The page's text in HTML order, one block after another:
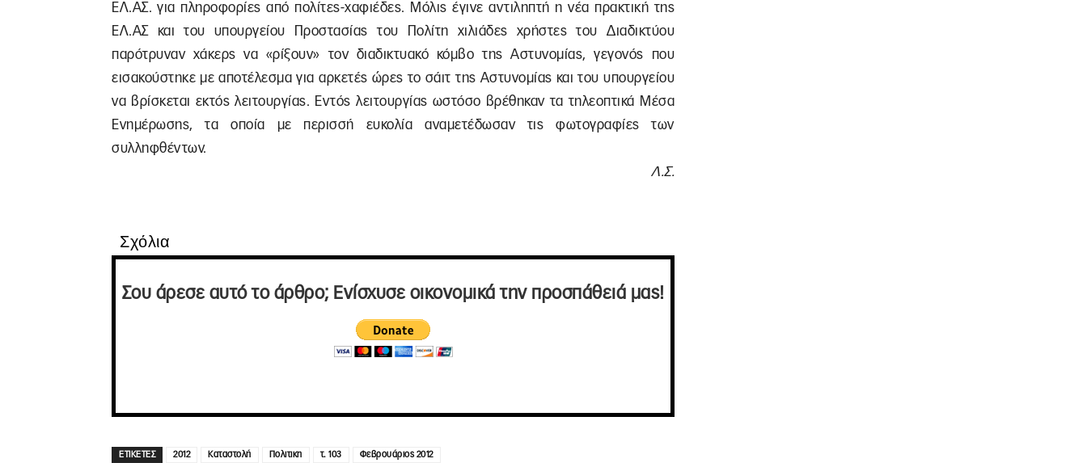
ΕΛ.ΑΣ. για πληροφορίες από πολίτες-χαφιέδες. Μόλις έγινε αντιληπτή η νέα πρακτική της
ΕΛ.ΑΣ και του υπουργείου Προστασίας του Πολίτη χιλιάδες χρήστες του Διαδικτύου
παρότρυναν χάκερς να «ρίξουν» τον διαδικτυακό κόμβο της Αστυνομίας, γεγονός που
εισακούστηκε με αποτέλεσμα για αρκετές ώρες το σάιτ της Αστυνομίας και του υπουργείου
να βρίσκεται εκτός λειτουργίας. Εντός λειτουργίας ωστόσο βρέθηκαν τα τηλεοπτικά Μέσα
Ενημέρωσης, τα οποία με περισσή ευκολία αναμετέδωσαν τις φωτογραφίες των
συλληφθέντων.
Λ.Σ.
Σχόλια
Σου άρεσε αυτό το άρθρο; Ενίσχυσε οικονομικά την προσπάθειά μας!
ΕΤΙΚΕΤΕΣ 2012 Καταστολή Πολιτικη τ. 103 Φεβρουάριος 2012